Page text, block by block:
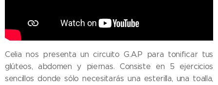
Celia nos presenta un circuito G.A.P para tonificar tus
glúteos, abdomen y piernas. Consiste en 5 ejercicios
sencillos donde sólo necesitarás una esterilla, una toalla,